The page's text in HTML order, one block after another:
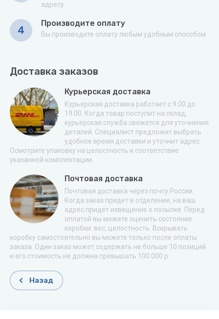
адресу
4
Производите оплату
Вы производите оплату любым удобным способом
Доставка заказов
Курьерская доставка
Курьерская доставка работает с 9.00 до
19.00. Когда товар поступит на склад,
курьерская служба свяжется для уточнения
деталей. Специалист предложит выбрать
удобное время доставки и уточнит адрес.
Осмотрите упаковку на целостность и соответствие
указанной комплектации.
Почтовая доставка
Почтовая доставка через почту России.
Когда заказ придет в отделение, на ваш
адрес придет извещение о посылке. Перед
оплатой вы можете оценить состояние
коробки: вес, целостность. Вскрывать
коробку самостоятельно вы можете только после оплаты
заказа. Один заказ может содержать не больше 10 позиций
и его стоимость не должна превышать 100 000 р.
Назад